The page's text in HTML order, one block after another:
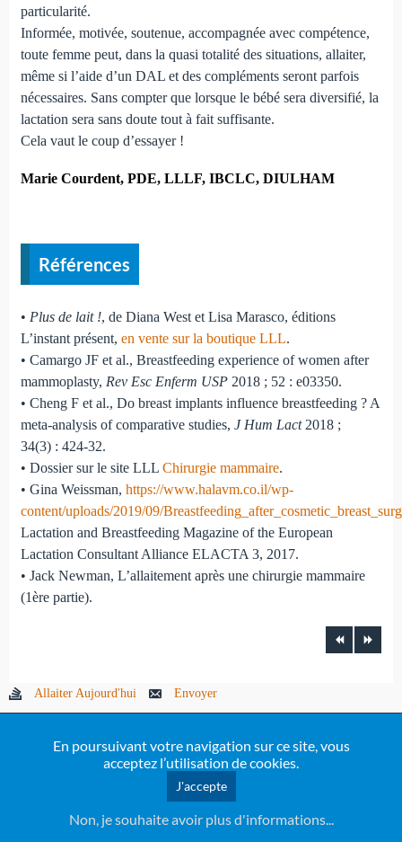
En poursuivant votre navigation sur ce site, vous
acceptez l’utilisation de cookies.
J'accepte
Non, je souhaite avoir plus d'informations...
particularité.
Informée, motivée, soutenue, accompagnée avec compétence,
toute femme peut, dans la quasi totalité des situations, allaiter,
même si l’aide d’un DAL et des compléments seront parfois
nécessaires. Sans compter que lorsque le bébé sera diversifié, la
lactation sera sans doute tout à fait suffisante.
Cela vaut le coup d’essayer !
Marie Courdent, PDE, LLLF, IBCLC, DIULHAM
Références
• Plus de lait !, de Diana West et Lisa Marasco, éditions
L’instant présent, en vente sur la boutique LLL.
• Camargo JF et al., Breastfeeding experience of women after
mammoplasty, Rev Esc Enferm USP2018 ; 52 : e03350.
• Cheng F et al., Do breast implants influence breastfeeding ? A
meta-analysis of comparative studies, J Hum Lact2018 ;
34(3) : 424-32.
• Dossier sur le site LLL Chirurgie mammaire.
• Gina Weissman, https://www.halavm.co.il/wp-
content/uploads/2019/09/
Lactation and Breastfeeding Magazine of the European
Lactation Consultant Alliance ELACTA 3, 2017.
• Jack Newman, L’allaitement après une chirurgie mammaire
(1ère partie).
Allaiter Aujourd'hui Envoyer
commentaires (2)